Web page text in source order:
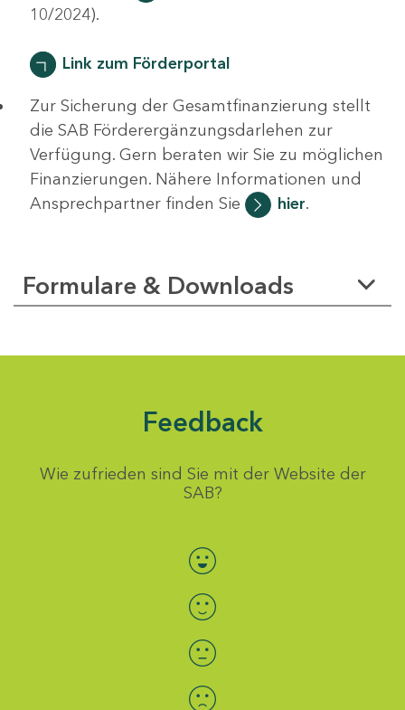
10/2024).
Link zum Förderportal
Zur Sicherung der Gesamtfinanzierung stellt
die SAB Förderergänzungsdarlehen zur
Verfügung. Gern beraten wir Sie zu möglichen
Finanzierungen. Nähere Informationen und
Ansprechpartner finden Sie
hier.
Formulare & Downloads
Feedback
Wie zufrieden sind Sie mit der Website der
SAB?
Bewertung auswählen